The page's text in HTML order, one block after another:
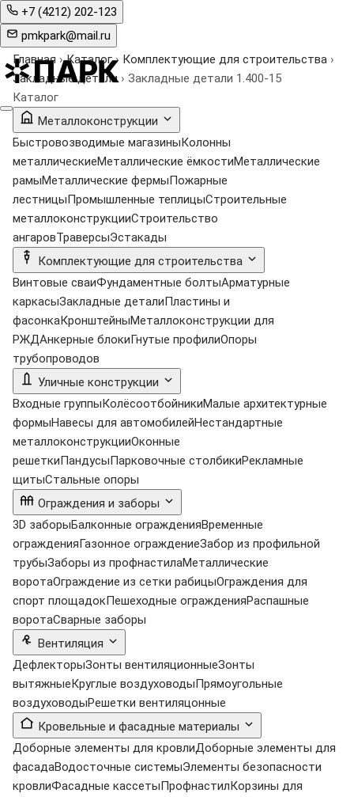
+7 (4212) 202-123
pmkpark@mail.ru
Главная › Каталог › Комплектующие для строительства ›
Закладные детали › Закладные детали 1.400‑15
Каталог
Металлоконструкции
Быстровозводимые магазиныКолонны
металлическиеМеталлические ёмкостиМеталлические
рамыМеталлические фермыПожарные
лестницыПромышленные теплицыСтроительные
металлоконструкцииСтроительство
ангаровТраверсыЭстакады
Комплектующие для строительства
Винтовые сваиФундаментные болтыАрматурные
каркасыЗакладные деталиПластины и
фасонкаКронштейныМеталлоконструкции для
РЖДАнкерные блокиГнутые профилиОпоры
трубопроводов
Уличные конструкции
Входные группыКолёсоотбойникиМалые архитектурные
формыНавесы для автомобилейНестандартные
металлоконструкцииОконные
решеткиПандусыПарковочные столбикиРекламные
щитыСтальные опоры
Ограждения и заборы
3D заборыБалконные огражденияВременные
огражденияГазонное ограждениеЗабор из профильной
трубыЗаборы из профнастилаМеталлические
воротаОграждение из сетки рабицыОграждения для
спорт площадокПешеходные огражденияРаспашные
воротаСварные заборы
Вентиляция
ДефлекторыЗонты вентиляционныеЗонты
вытяжныеКруглые воздуховодыПрямоугольные
воздуховодыРешетки вентиляцонные
Кровельные и фасадные материалы
Доборные элементы для кровлиДоборные элементы для
фасадаВодосточные системыЭлементы безопасности
кровлиФасадные кассетыПрофнастилКорзины для